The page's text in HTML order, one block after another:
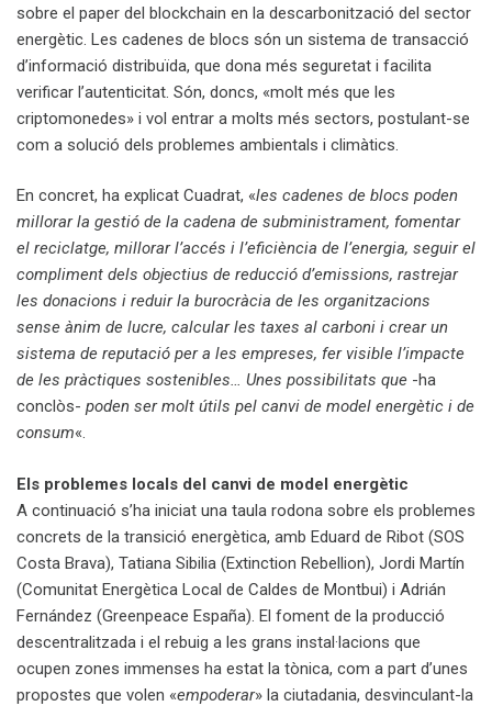
sobre el paper del blockchain en la descarbonització del sector
energètic. Les cadenes de blocs són un sistema de transacció
d’informació distribuïda, que dona més seguretat i facilita
verificar l’autenticitat. Són, doncs, «molt més que les
criptomonedes» i vol entrar a molts més sectors, postulant-se
com a solució dels problemes ambientals i climàtics.
En concret, ha explicat Cuadrat, «les cadenes de blocs poden
millorar la gestió de la cadena de subministrament, fomentar
el reciclatge, millorar l’accés i l’eficiència de l’energia, seguir el
compliment dels objectius de reducció d’emissions, rastrejar
les donacions i reduir la burocràcia de les organitzacions
sense ànim de lucre, calcular les taxes al carboni i crear un
sistema de reputació per a les empreses, fer visible l’impacte
de les pràctiques sostenibles… Unes possibilitats que -ha
conclòs- poden ser molt útils pel canvi de model energètic i de
consum«.
Els problemes locals del canvi de model energètic
A continuació s’ha iniciat una taula rodona sobre els problemes
concrets de la transició energètica, amb Eduard de Ribot (SOS
Costa Brava), Tatiana Sibilia (Extinction Rebellion), Jordi Martín
(Comunitat Energètica Local de Caldes de Montbui) i Adrián
Fernández (Greenpeace España). El foment de la producció
descentralitzada i el rebuig a les grans instal·lacions que
ocupen zones immenses ha estat la tònica, com a part d’unes
propostes que volen «empoderar» la ciutadania, desvinculant-la